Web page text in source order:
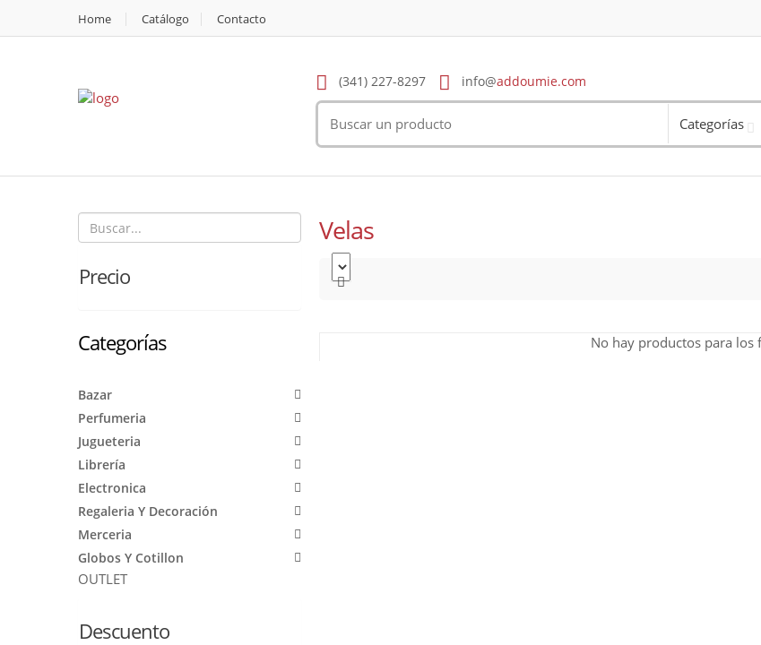
Home Catálogo Contacto
(341) 227-8297 info@addoumie.com
Categorías
Precio
Categorías
Bazar
Perfumeria
Jugueteria
Librería
Electronica
Regaleria Y Decoración
Merceria
Globos Y Cotillon
OUTLET
Descuento
Velas
No hay productos para los